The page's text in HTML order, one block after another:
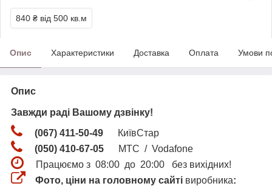
840 ₴ від 500 кв.м
Опис Характеристики Доставка Оплата Умови
Опис
Завжди раді Вашому дзвінку!
(067) 411-50-49
КиївСтар
(050) 410-67-05
МТС / Vodafone
Працюємо з 08:00 до 20:00 без вихідних!
Фото, ціни на головному сайті виробника: